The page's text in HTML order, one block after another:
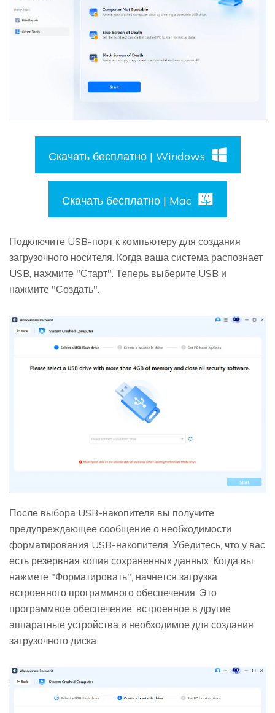
Скачать бесплатно | Windows
Скачать бесплатно | Mac
Подключите USB-порт к компьютеру для создания
загрузочного носителя. Когда ваша система распознает
USB, нажмите "Старт". Теперь выберите USB и
нажмите "Создать".
После выбора USB-накопителя вы получите
предупреждающее сообщение о необходимости
форматирования USB-накопителя. Убедитесь, что у вас
есть резервная копия сохраненных данных. Когда вы
нажмете "Форматировать", начнется загрузка
встроенного программного обеспечения. Это
программное обеспечение, встроенное в другие
аппаратные устройства и необходимое для создания
загрузочного диска.
Перенос данных смартфона, WhatsApp и файлы
без ПК